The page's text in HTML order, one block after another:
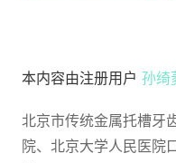
本内容由注册用户 孙绮
北京市传统金属托槽牙
院、北京大学人民医院